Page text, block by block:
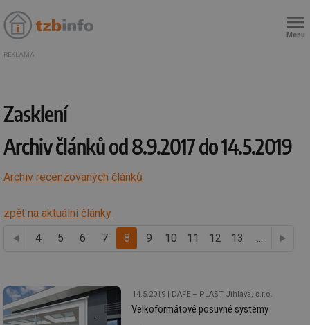
Menu
REKLAMA
Zasklení
Archiv článků od 8.9.2017 do 14.5.2019
Archiv recenzovaných článků
zpět na aktuální články
předchozí
4 5 6 7 8 9 10 11 12 13 ...
14.5.2019 DAFE – PLAST Jihlava, s.r.o.
Velkoformátové posuvné systémy